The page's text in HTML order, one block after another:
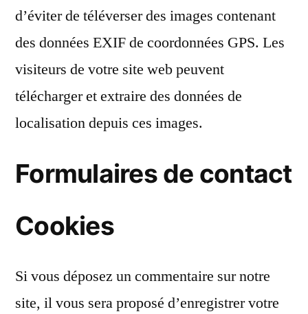
d’éviter de téléverser des images contenant
des données EXIF de coordonnées GPS. Les
visiteurs de votre site web peuvent
télécharger et extraire des données de
localisation depuis ces images.
Formulaires de contact
Cookies
Si vous déposez un commentaire sur notre
site, il vous sera proposé d’enregistrer votre